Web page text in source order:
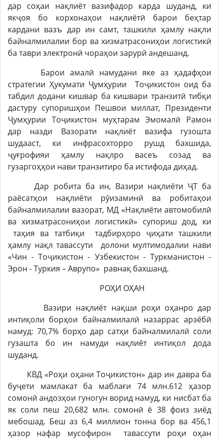
дар соҳаи нақлиёт вазифадор карда шуданд, ки
якҷоя бо корхонаҳои нақлиётӣ барои беҳтар
кардани вазъ дар ин самт, ташкили ҳамлу нақли
байналмилалии бор ва хизматрасониҳои логистикӣ
ба таври электронӣ чораҳои зарурӣ андешанд.
Барои амалӣ намудани яке аз ҳадафҳои
стратегии Ҳукумати Ҷумҳурии Тоҷикистон оид ба
табдил додани кишвар ба кишвари транзитӣ тибқи
дастуру супоришҳои Пешвои миллат, Президенти
Ҷумҳурии Тоҷикистон муҳтарам Эмомалӣ Рамон
дар назди Вазорати нақлиёт вазифа гузошта
шудааст, ки инфрасохторро рушд бахшида,
ҷуғрофияи ҳамлу нақлро васеъ созад ва
гузаргоҳҳои нави транзитиро ба истифода диҳад.
Дар робита ба ин, Вазири нақлиёти ҶТ ба
раёсатҳои нақлиёти рӯизаминӣ ва робитаҳои
байналмилалии вазорат, МД «Нақлиёти автомобилӣ
ва хизматрасониҳои логистикӣ» супориш дод, ки
таҳия ва татбиқи тадбирҳоро ҷиҳати ташкили
ҳамлу нақл тавассути долони мултимодалии нави
«Чин - Тоҷикистон - Узбекистон - Туркманистон -
Эрон - Туркия – Аврупо» равнақ бахшанд.
РОҲИ ОҲАН
Вазири нақлиёт нақши роҳи оҳанро дар
интиқоли борҳои байналмилалӣ назаррас арзёбӣ
намуд: 70,7% борҳо дар сатҳи байналмилалӣ соли
гузашта бо ин намуди нақлиёт интиқол дода
шуданд.
КВД «Роҳи оҳани Тоҷикистон» дар ин давра ба
буҷети мамлакат ба маблағи 74 млн.612 ҳазор
сомонӣ андозҳои гуногун ворид намуд, ки нисбат ба
як соли пеш 20,682 млн. сомонӣ ё 38 фоиз зиёд
мебошад. Беш аз 6,4 миллион тонна бор ва 456,1
ҳазор нафар мусофирон тавассути роҳи оҳан